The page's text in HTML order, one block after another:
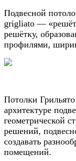
Подвесной п
grigliato —
решётку,
профилями,
Потолки
архитектуре
геометрической
решений,
создавать
помещений.